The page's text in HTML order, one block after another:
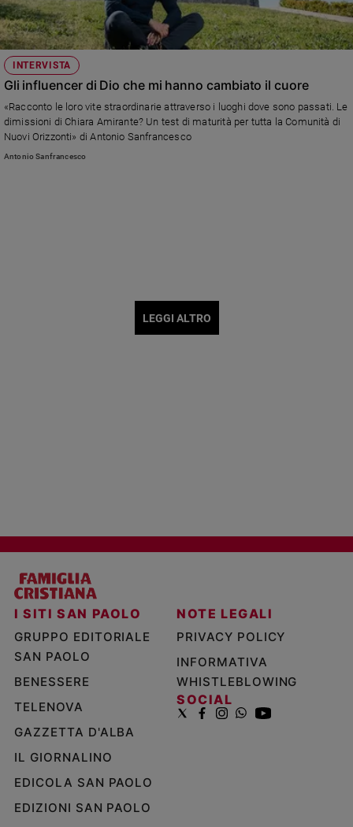
INTERVISTA
Gli influencer di Dio che mi hanno cambiato il cuore
«Racconto le loro vite straordinarie attraverso i luoghi dove sono passati. Le
dimissioni di Chiara Amirante? Un test di maturità per tutta la Comunità di
Nuovi Orizzonti» di Antonio Sanfrancesco
Antonio Sanfrancesco
LEGGI ALTRO
I SITI SAN PAOLO
GRUPPO EDITORIALE
SAN PAOLO
BENESSERE
TELENOVA
GAZZETTA D'ALBA
IL GIORNALINO
EDICOLA SAN PAOLO
EDIZIONI SAN PAOLO
NOTE LEGALI
PRIVACY POLICY
INFORMATIVA
WHISTLEBLOWING
SOCIAL